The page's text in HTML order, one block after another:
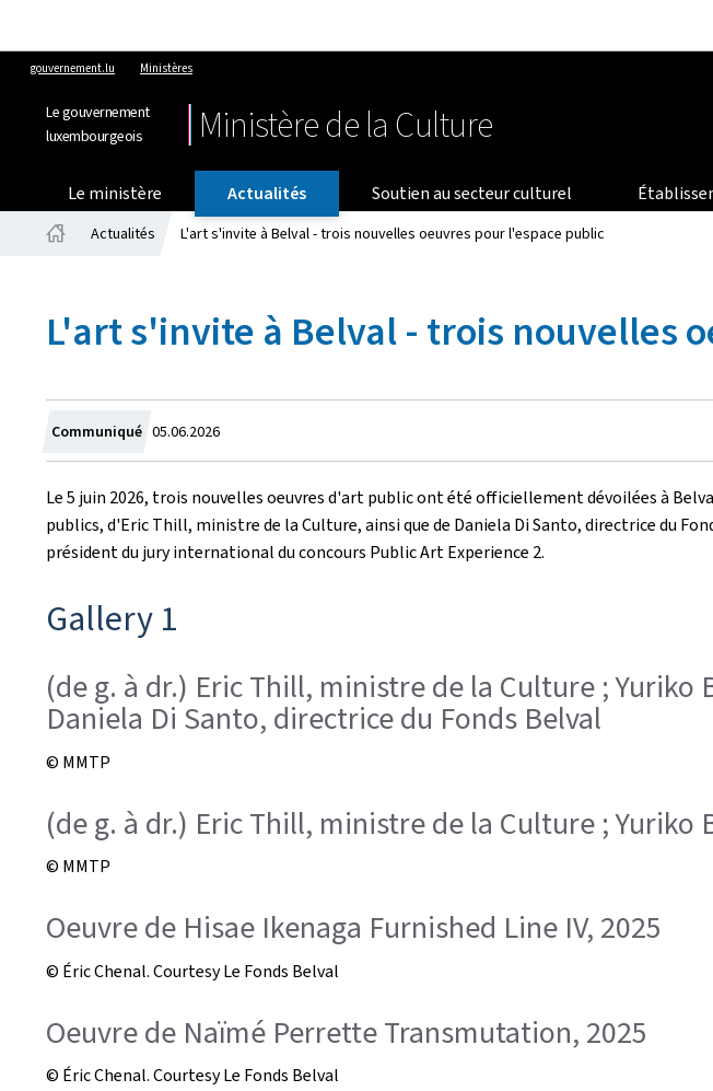
gouvernement.lu Ministères
Le gouvernement
luxembourgeois
Ministère de la Culture
Le ministère Actualités Soutien au secteur culturel
Actualités L'art s'invite à Belval - trois nouvelles oeuvres pour l'espace public
L'art s'invite à Belval - trois nouvelles
Communiqué Crée
le
05.06.2026
Le 5 juin 2026, trois nouvelles oeuvres d'art public ont été officiellement dévoilées à
publics, d'Eric Thill, ministre de la Culture, ainsi que de Daniela Di Santo, directrice du
président du jury international du concours Public Art Experience 2.
Gallery 1
(de g. à dr.) Eric Thill, ministre de la Culture ;
Daniela Di Santo, directrice du Fonds Belval
© MMTP
(de g. à dr.) Eric Thill, ministre de la Culture ;
© MMTP
Oeuvre de Hisae Ikenaga Furnished Line IV, 2025
© Éric Chenal. Courtesy Le Fonds Belval
Oeuvre de Naïmé Perrette Transmutation, 2025
© Éric Chenal. Courtesy Le Fonds Belval